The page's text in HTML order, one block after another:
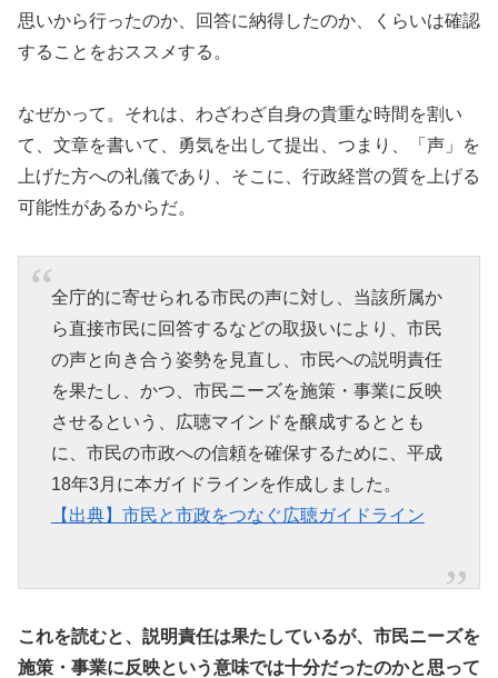
思いから行ったのか、回答に納得したのか、くらいは確認
することをおススメする。
なぜかって。それは、わざわざ自身の貴重な時間を割い
て、文章を書いて、勇気を出して提出、つまり、「声」を
上げた方への礼儀であり、そこに、行政経営の質を上げる
可能性があるからだ。
全庁的に寄せられる市民の声に対し、当該所属か
ら直接市民に回答するなどの取扱いにより、市民
の声と向き合う姿勢を見直し、市民への説明責任
を果たし、かつ、市民ニーズを施策・事業に反映
させるという、広聴マインドを醸成するととも
に、市民の市政への信頼を確保するために、平成
18年3月に本ガイドラインを作成しました。
【出典】市民と市政をつなぐ広聴ガイドライン
これを読むと、説明責任は果たしているが、市民ニーズを
施策・事業に反映という意味では十分だったのかと思って